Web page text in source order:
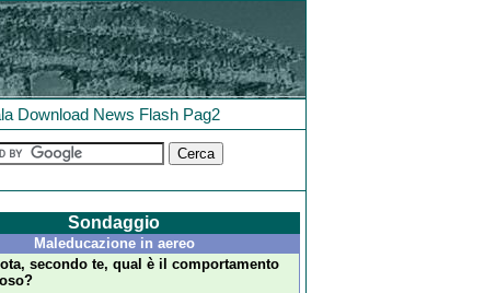
Download News Flash Pag2
Sondaggio
Maleducazione in aereo
secondo te, qual è il comportamento